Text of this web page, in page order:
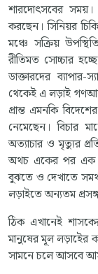
শারদোৎসবের
করছেন। সিনিয়র
মঞ্চে সক্রিয়
রীতিমত সোচ্চার
ডাক্তারদের
থেকেই এ লড়াই
প্রান্ত এমনকি
নেমেছেন। বিচার
অত্যাচার ও মৃত্যুর
অথচ একের পর এক
বুঝতে ও দেখাতে
লড়াইতে অন্যতম
ঠিক এখানেই
মানুষের মূল লড়াইের
সামনে চলে আসবে